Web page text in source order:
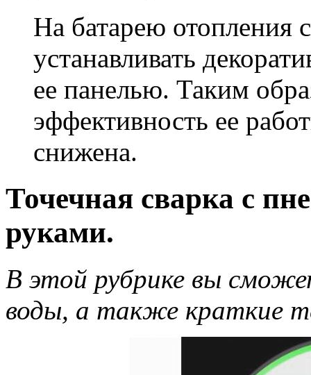
На батарею отопления
устанавливать
ее панелью. Таким
эффективность ее
снижена.
Точечная сварка с
руками.
В этой рубрике вы
воды, а также краткие